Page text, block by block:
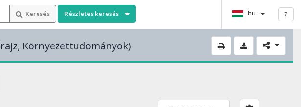
Keresés Részletes keresés hu ?
Környezettudományok)